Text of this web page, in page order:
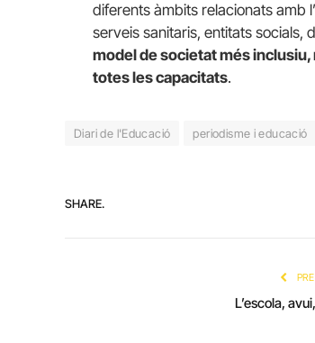
diferents àmbits relacionats amb
serveis sanitaris, entitats socials,
model de societat més
totes les capacitats.
Diari de l'Educació periodisme i educació
SHARE.
L’escola,